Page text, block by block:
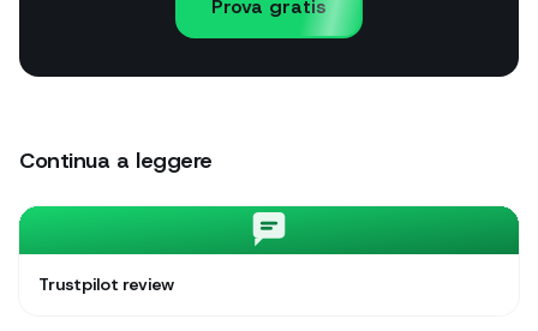
Prova gratis
Continua a leggere
Trustpilot review